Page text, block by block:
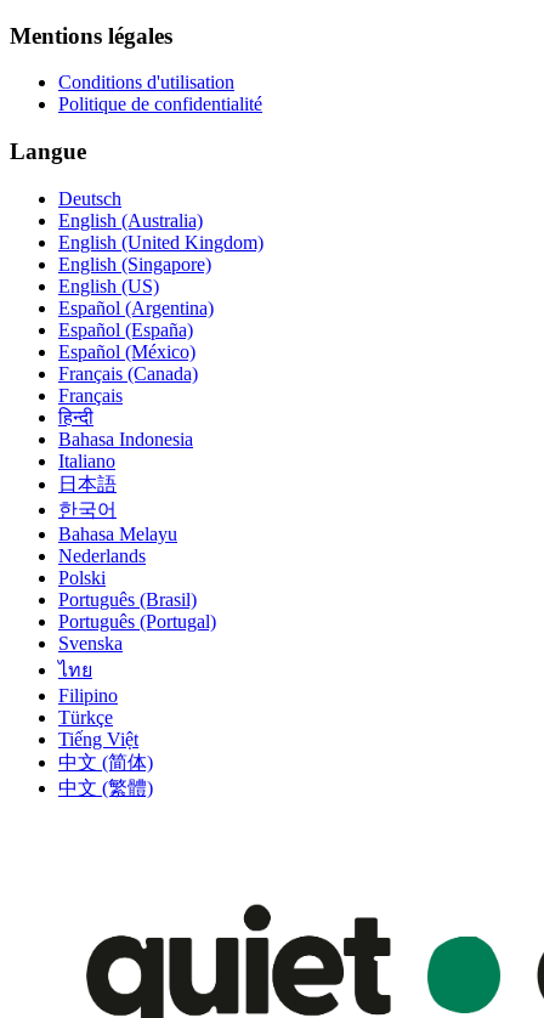
Mentions légales
Conditions d'utilisation
Politique de confidentialité
Langue
Deutsch
English (Australia)
English (United Kingdom)
English (Singapore)
English (US)
Español (Argentina)
Español (España)
Español (México)
Français (Canada)
Français
हिन्दी
Bahasa Indonesia
Italiano
日本語
한국어
Bahasa Melayu
Nederlands
Polski
Português (Brasil)
Português (Portugal)
Svenska
ไทย
Filipino
Türkçe
Tiếng Việt
中文 (简体)
中文 (繁體)